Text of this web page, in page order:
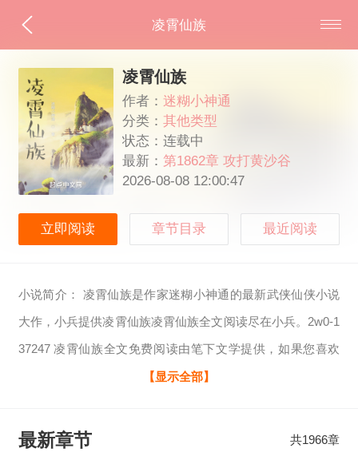
凌霄仙族
凌霄仙族
作者：迷糊小神通
分类：其他类型
状态：连载中
最新： 第1862章 攻打黄沙谷
2026-08-08 12:00:47
立即阅读 章节目录 最近阅读
小说简介： 凌霄仙族是作家迷糊小神通的最新武侠仙侠小说
大作，小兵提供凌霄仙族凌霄仙族全文阅读尽在小兵。2w0-1
37247 凌霄仙族全文免费阅读由笔下文学提供，如果您喜欢
凌霄仙族迷糊小神通最新章节，请分享给您的好友一起来笔
【显示全部】
最新章节 共1966章